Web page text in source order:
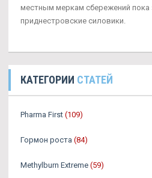
местным меркам сбережений пока
приднестровские силовики.
КАТЕГОРИИ СТАТЕЙ
Pharma First (109)
Гормон роста (84)
Methylburn Extreme (59)